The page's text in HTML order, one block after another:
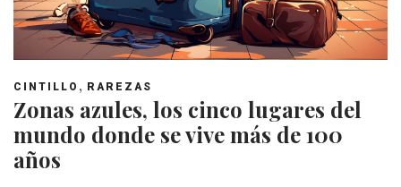
CINTILLO , RAREZAS
Zonas azules, los cinco lugares del
mundo donde se vive más de 100
años